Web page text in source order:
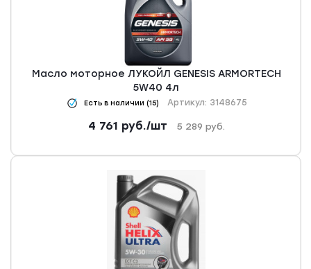
Масло моторное ЛУКОЙЛ GENESIS ARMORTECH
5W40 4л
Есть в наличии (15) Артикул: 3148675
4 761 руб./шт 5 289 руб.